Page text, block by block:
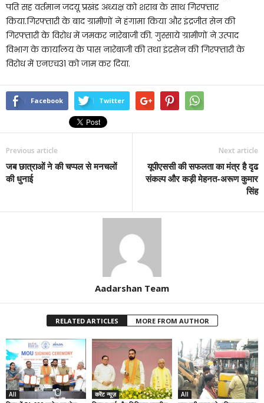
पति सह वर्तमान जदयू प्रखंड अध्यक्ष को शराब के साथ गिरफ्तार
किया.गिरफ्तारी के बाद ग्रामीणों ने हंगामा किया और इंद्रजीत सेन की
गिरफ्तारी के विरोध में जमकर नारेबाजी की. गुस्साये ग्रामीणों ने उत्पाद
विभाग के कार्यालय के पास नारेबाजी की तथा इंद्रसेन की गिरफ्तारी के
विरोध में एनएच31 को जाम कर दिया.
Facebook Twitter
Previous article
जब छात्राओं ने की चप्पल से मनचलों
की धुनाई
Next article
यूपीएससी की सफलता का मंत्र है दृढ
संकल्प और कड़ी मेहनत-अरूण कुमार
सिंह
Aadarshan Team
RELATED ARTICLES MORE FROM AUTHOR
All करेंट न्यूज़ All